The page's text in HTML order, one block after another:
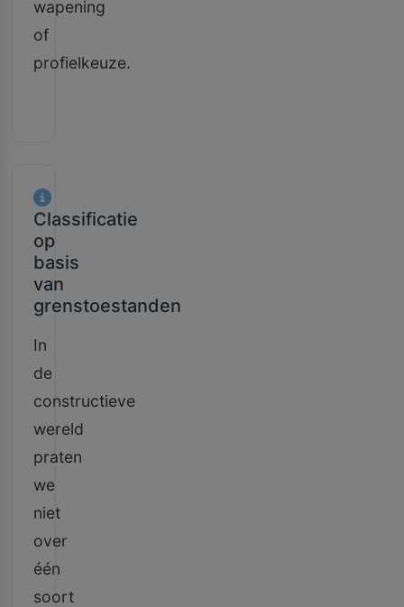
wapening
of
profielkeuze.
Classificatie
op
basis
van
grenstoestanden
In
de
constructieve
wereld
praten
we
niet
over
één
soort